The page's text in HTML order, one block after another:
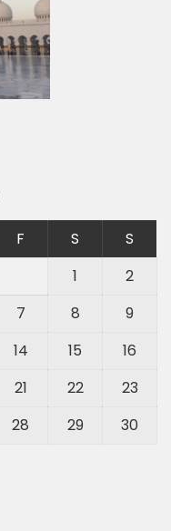
F S
S
1
2
7 8
9
14 15
16
21 22
23
28 29 30